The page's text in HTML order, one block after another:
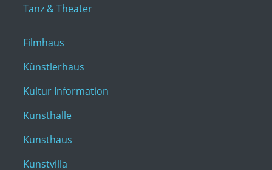
Tanz & Theater
Filmhaus
Künstlerhaus
Kultur Information
Kunsthalle
Kunsthaus
Kunstvilla